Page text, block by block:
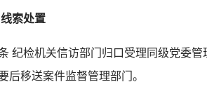
索处置
检机关信访部门归口受理同级党委管
后移送案件监督管理部门。